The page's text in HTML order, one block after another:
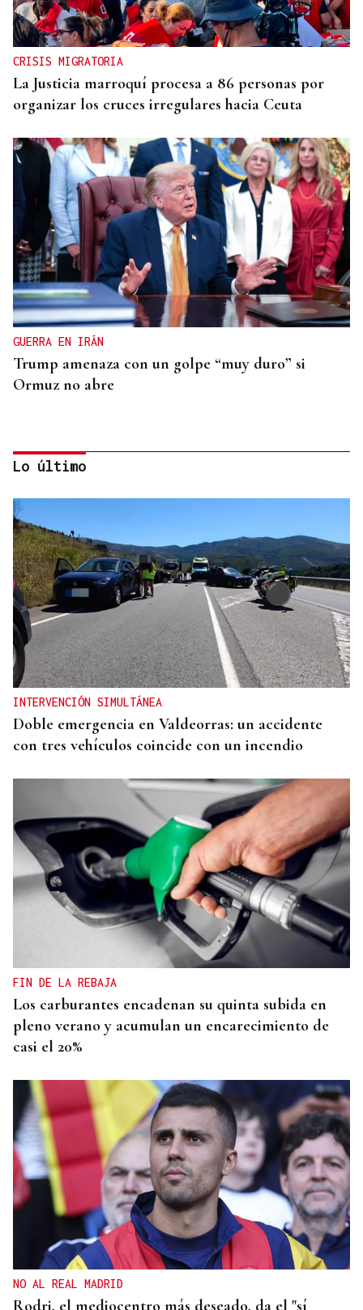
CRISIS MIGRATORIA
La Justicia marroquí procesa a 86 personas por
organizar los cruces irregulares hacia Ceuta
GUERRA EN IRÁN
Trump amenaza con un golpe “muy duro” si
Ormuz no abre
REPRESENTANTE DE EEUU EN BRASILIA
EEUU revoca el visado de la embajadora de Brasil
en el Washington
Lo último
INTERVENCIÓN SIMULTÁNEA
Doble emergencia en Valdeorras: un accidente
con tres vehículos coincide con un incendio
FIN DE LA REBAJA
Los carburantes encadenan su quinta subida en
pleno verano y acumulan un encarecimiento de
casi el 20%
NO AL REAL MADRID